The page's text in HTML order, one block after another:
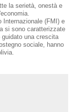
la serietà, onestà e
Internazionale (FMI) e
si sono caratterizzate
guidato una crescita
sociale, hanno